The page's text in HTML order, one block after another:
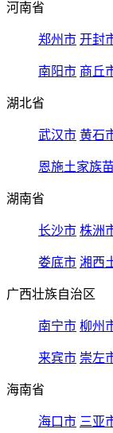
河南省
郑州市 开封
南阳市 商丘
湖北省
武汉市 黄石
恩施土家族
湖南省
长沙市 株洲
娄底市 湘西
广西壮族自治区
南宁市 柳州
来宾市 崇左
海南省
海口市 三亚